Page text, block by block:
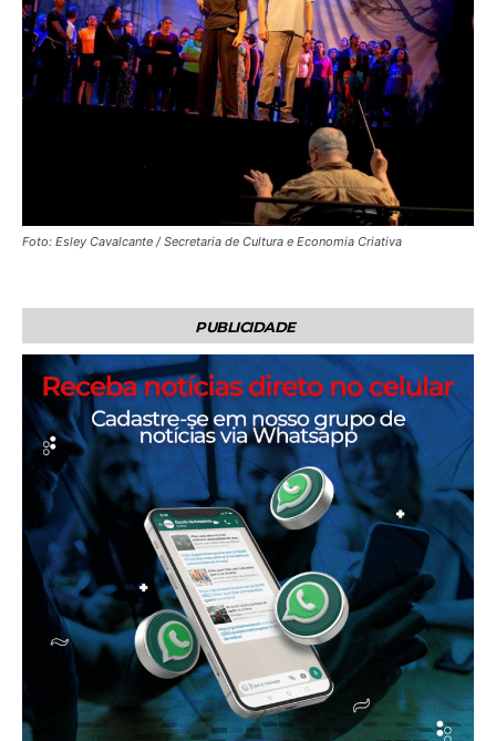
Foto: Esley Cavalcante / Secretaria de Cultura e Economia Criativa
PUBLICIDADE